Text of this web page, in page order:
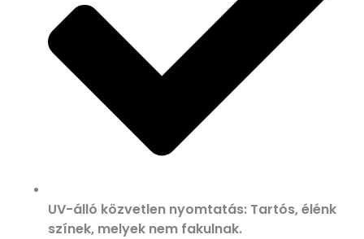
UV-álló közvetlen nyomtatás: Tartós, élénk
színek, melyek nem fakulnak.